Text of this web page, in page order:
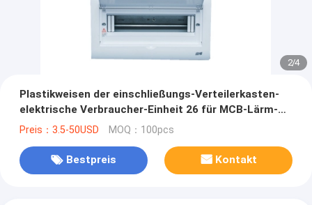
2/4
Plastikweisen der einschließungs-Verteilerkasten-
elektrische Verbraucher-Einheit 26 für MCB-Lärm-
Schiene
Preis：3.5-50USD MOQ：100pcs
Bestpreis Kontakt